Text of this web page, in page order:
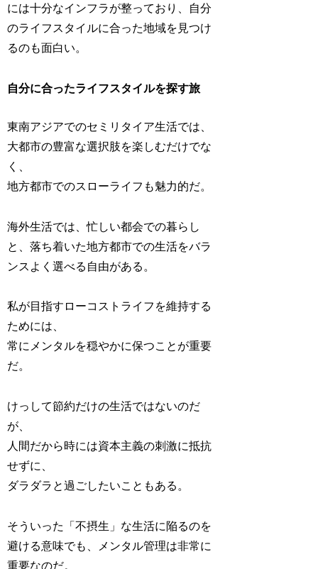
には十分なインフラが整っており、自分
のライフスタイルに合った地域を見つけ
るのも面白い。
自分に合ったライフスタイルを探す旅
東南アジアでのセミリタイア生活では、
大都市の豊富な選択肢を楽しむだけでな
く、
地方都市でのスローライフも魅力的だ。
海外生活では、忙しい都会での暮らし
と、落ち着いた地方都市での生活をバラ
ンスよく選べる自由がある。
私が目指すローコストライフを維持する
ためには、
常にメンタルを穏やかに保つことが重要
だ。
けっして節約だけの生活ではないのだ
が、
人間だから時には資本主義の刺激に抵抗
せずに、
ダラダラと過ごしたいこともある。
そういった「不摂生」な生活に陥るのを
避ける意味でも、メンタル管理は非常に
重要なのだ。